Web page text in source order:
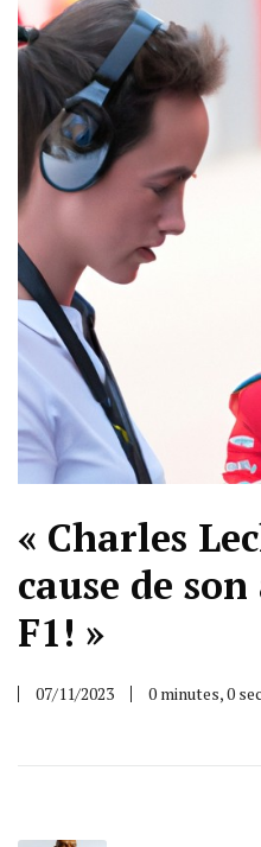
« Charles
cause de
F1! »
07/11/2023 0 minutes, 0